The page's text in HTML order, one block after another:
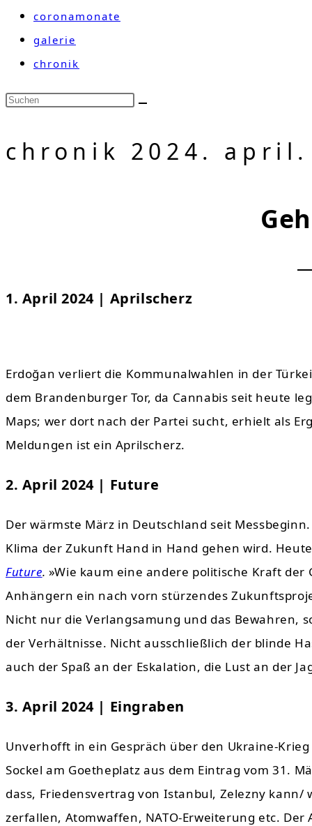
coronamonate
galerie
chronik
chronik 2024. april.
1. April 2024 | Aprilscherz
Erdoğan verliert die Kommunalwahlen in der
dem Brandenburger Tor, da Cannabis seit heute
Maps; wer dort nach der Partei sucht, erhielt als
Meldungen ist ein Aprilscherz.
2. April 2024 | Future
Der wärmste März in Deutschland seit
Klima der Zukunft Hand in Hand gehen wird.
Future. »Wie kaum eine andere politische Kraft
Anhängern ein nach vorn stürzendes
Nicht nur die Verlangsamung und das Bewahren,
der Verhältnisse. Nicht ausschließlich der blinde
auch der Spaß an der Eskalation, die Lust an der
3. April 2024 | Eingraben
Unverhofft in ein Gespräch über den Ukraine-
Sockel am Goetheplatz aus dem Eintrag vom 31.
dass, Friedensvertrag von Istanbul, Zelezny
zerfallen, Atomwaffen, NATO-Erweiterung etc.